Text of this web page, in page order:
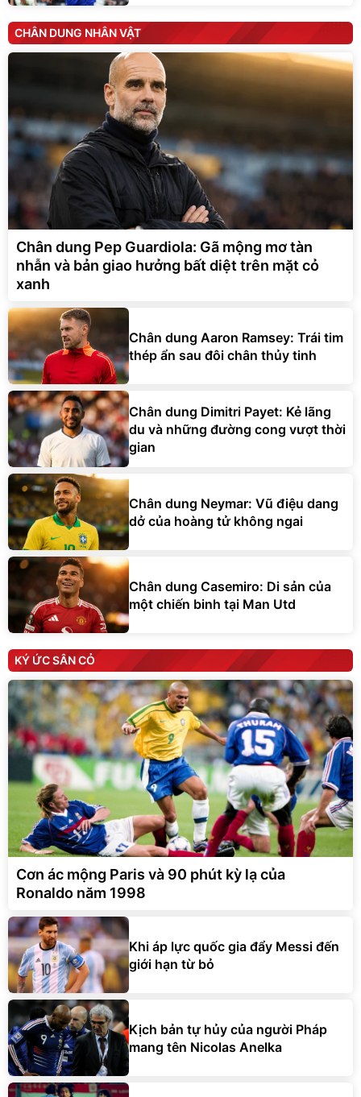
CHÂN DUNG NHÂN VẬT
Chân dung Pep Guardiola: Gã mộng mơ tàn
nhẫn và bản giao hưởng bất diệt trên mặt cỏ
xanh
Chân dung Aaron Ramsey: Trái tim
thép ẩn sau đôi chân thủy tinh
Chân dung Dimitri Payet: Kẻ lãng
du và những đường cong vượt thời
gian
Chân dung Neymar: Vũ điệu dang
dở của hoàng tử không ngai
Chân dung Casemiro: Di sản của
một chiến binh tại Man Utd
KÝ ỨC SÂN CỎ
Cơn ác mộng Paris và 90 phút kỳ lạ của
Ronaldo năm 1998
Khi áp lực quốc gia đẩy Messi đến
giới hạn từ bỏ
Kịch bản tự hủy của người Pháp
mang tên Nicolas Anelka